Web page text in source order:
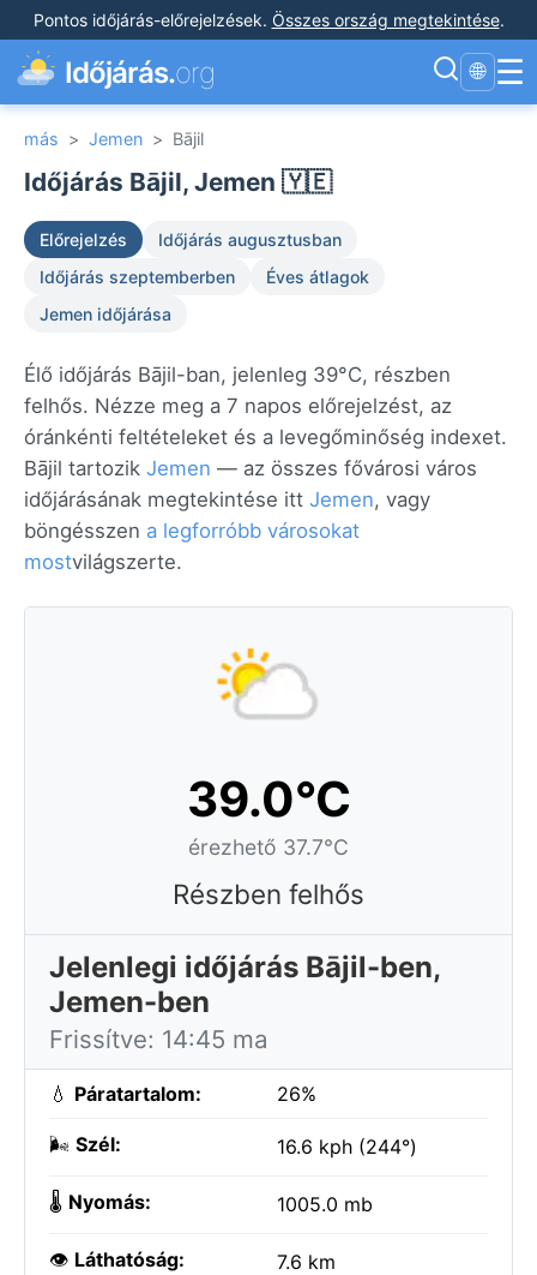
Pontos időjárás-előrejelzések. Összes ország megtekintése.
Időjárás.org 🌐 ☰
más > Jemen > Bājil
Időjárás Bājil, Jemen 🇾🇪
Előrejelzés
Időjárás augusztusban
Időjárás szeptemberben
Éves átlagok
Jemen időjárása
Élő időjárás Bājil-ban, jelenleg 39°C, részben
felhős. Nézze meg a 7 napos előrejelzést, az
óránkénti feltételeket és a levegőminőség indexet.
Bājil tartozik Jemen — az összes fővárosi város
időjárásának megtekintése itt Jemen, vagy
böngésszen a legforróbb városokat
mostvilágszerte.
39.0°C
érezhető 37.7°C
Részben felhős
Jelenlegi időjárás Bājil-ben,
Jemen-ben
Frissítve: 14:45 ma
💧 Páratartalom: 26%
🌬️ Szél: 16.6 kph (244°)
🌡️ Nyomás: 1005.0 mb
👁️ Láthatóság: 7.6 km